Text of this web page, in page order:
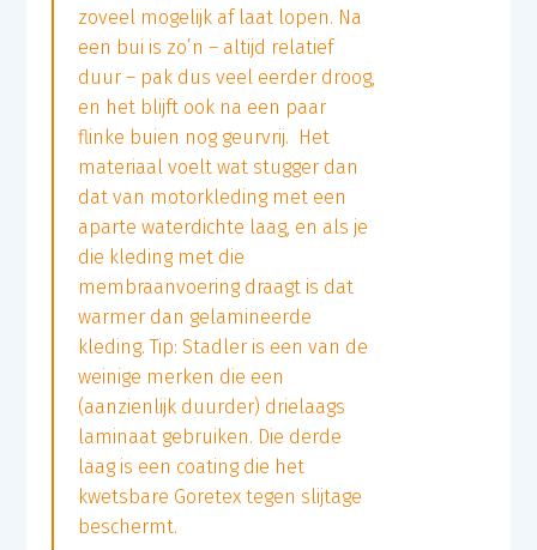
zoveel mogelijk af laat lopen. Na
een bui is zo’n – altijd relatief
duur – pak dus veel eerder droog,
en het blijft ook na een paar
flinke buien nog geurvrij. Het
materiaal voelt wat stugger dan
dat van motorkleding met een
aparte waterdichte laag, en als je
die kleding met die
membraanvoering draagt is dat
warmer dan gelamineerde
kleding. Tip: Stadler is een van de
weinige merken die een
(aanzienlijk duurder) drielaags
laminaat gebruiken. Die derde
laag is een coating die het
kwetsbare Goretex tegen slijtage
beschermt.